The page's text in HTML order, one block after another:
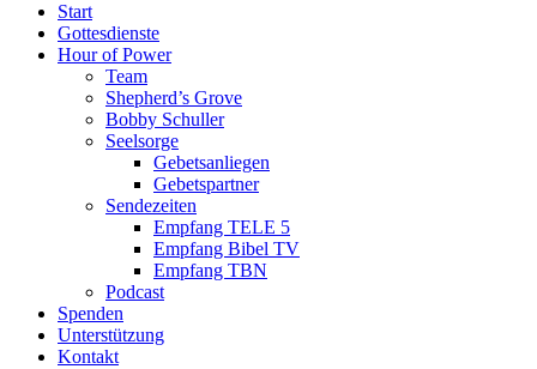
Start
Gottesdienste
Hour of Power
Team
Shepherd’s Grove
Bobby Schuller
Seelsorge
Gebetsanliegen
Gebetspartner
Sendezeiten
Empfang TELE 5
Empfang Bibel TV
Empfang TBN
Podcast
Spenden
Unterstützung
Kontakt